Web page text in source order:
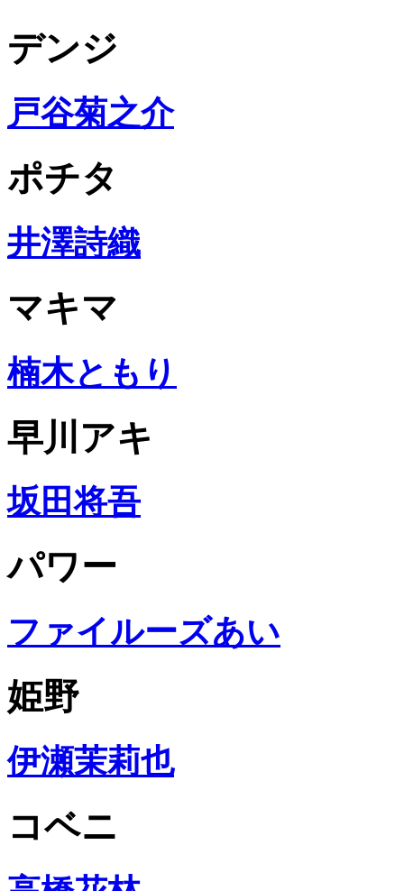
デンジ
戸谷菊之介
ポチタ
井澤詩織
マキマ
楠木ともり
早川アキ
坂田将吾
パワー
ファイルーズあい
姫野
伊瀬茉莉也
コベニ